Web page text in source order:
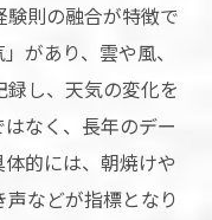
則の融合が特徴で
があり、雲や風、
し、天気の変化を
なく、長年のデー
的には、朝焼けや
などが指標となり